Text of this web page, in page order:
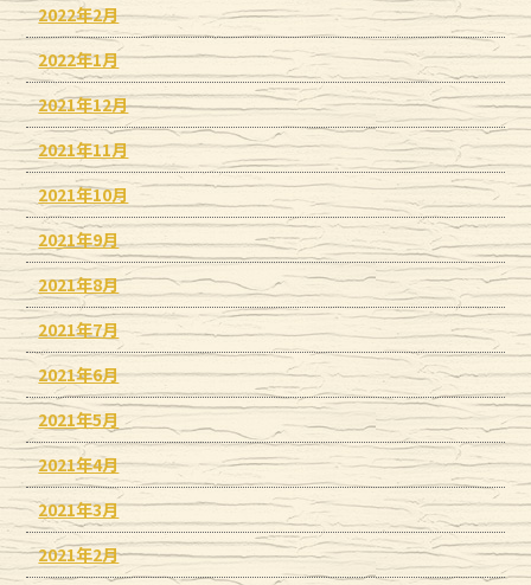
2022年2月
2022年1月
2021年12月
2021年11月
2021年10月
2021年9月
2021年8月
2021年7月
2021年6月
2021年5月
2021年4月
2021年3月
2021年2月